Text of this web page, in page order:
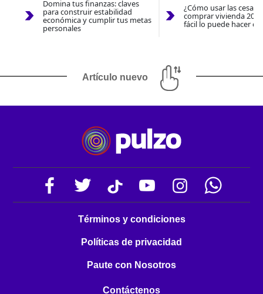
Domina tus finanzas: claves
para construir estabilidad
económica y cumplir tus metas
personales
¿Cómo usar las
comprar vivienda
fácil lo puede hacer
Artículo nuevo
Términos y condiciones
Políticas de privacidad
Paute con Nosotros
Contáctenos